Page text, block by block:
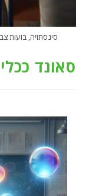
סינסתזיה, בועות
סאונד